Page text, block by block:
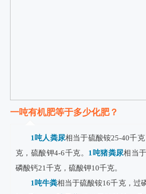
一吨有机肥等于多少化肥？
1吨人粪尿相当于硫酸铵25-40千
克，硫酸钾4-6千克。 1吨猪粪尿相当
磷酸钙21千克，硫酸钾10千克。
1吨牛粪相当于硫酸铵16千克，过